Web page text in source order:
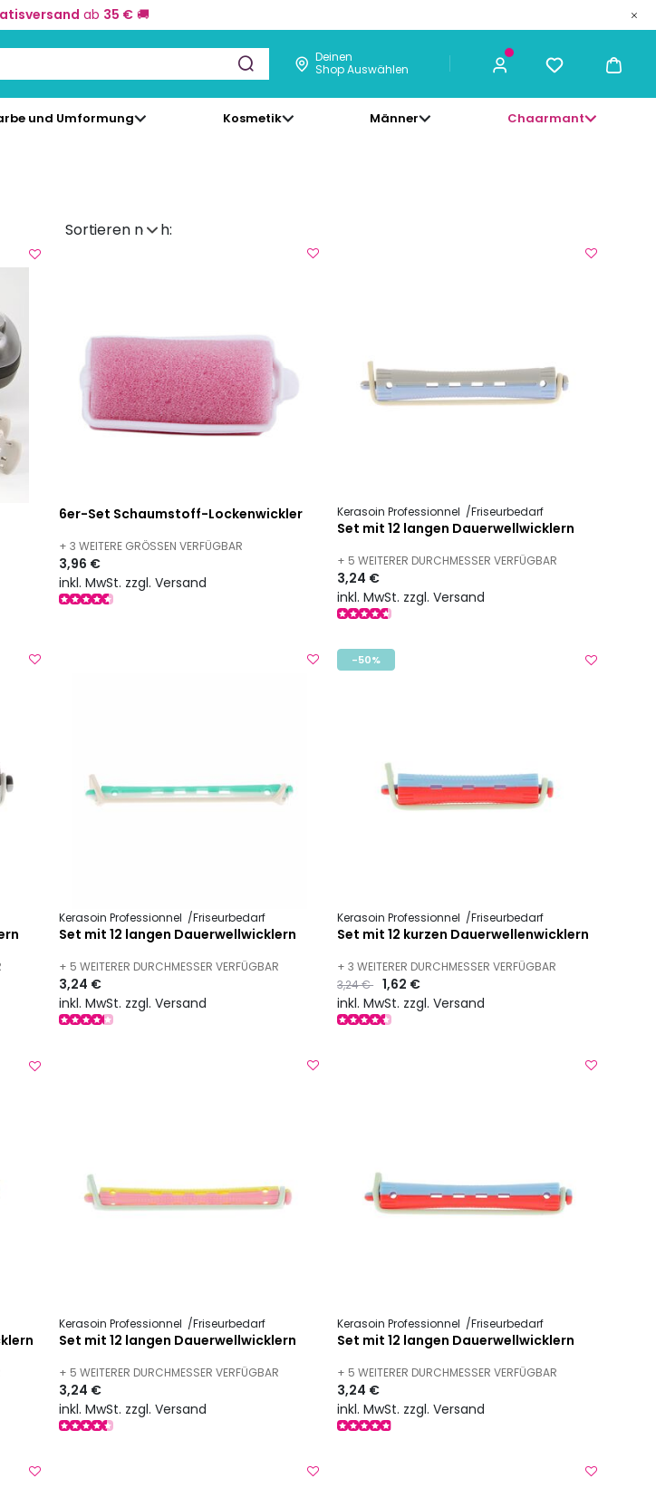
ab 35 € 🚚
Deinen
Shop Auswählen
und Umformung Kosmetik Männer
Chaarmant
Sortieren nach:
6er-Set Schaumstoff-Lockenwickler
+ 3 WEITERE GRÖSSEN VERFÜGBAR
3,96 €
inkl. MwSt. zzgl. Versand
Kerasoin Professionnel Friseurbedarf
Set mit 12 langen Dauerwellwicklern
+ 5 WEITERER DURCHMESSER VERFÜGBAR
3,24 €
inkl. MwSt. zzgl. Versand
Kerasoin Professionnel Friseurbedarf
Set mit 12 langen Dauerwellwicklern
+ 5 WEITERER DURCHMESSER VERFÜGBAR
3,24 €
inkl. MwSt. zzgl. Versand
-50%
Kerasoin Professionnel Friseurbedarf
Set mit 12 kurzen Dauerwellenwicklern
+ 3 WEITERER DURCHMESSER VERFÜGBAR
Preis
3,24 €to1,62 €
inkl. MwSt. zzgl. Versand
Kerasoin Professionnel Friseurbedarf
Set mit 12 langen Dauerwellwicklern
+ 5 WEITERER DURCHMESSER VERFÜGBAR
3,24 €
inkl. MwSt. zzgl. Versand
Kerasoin Professionnel Friseurbedarf
Set mit 12 langen Dauerwellwicklern
+ 5 WEITERER DURCHMESSER VERFÜGBAR
3,24 €
inkl. MwSt. zzgl. Versand